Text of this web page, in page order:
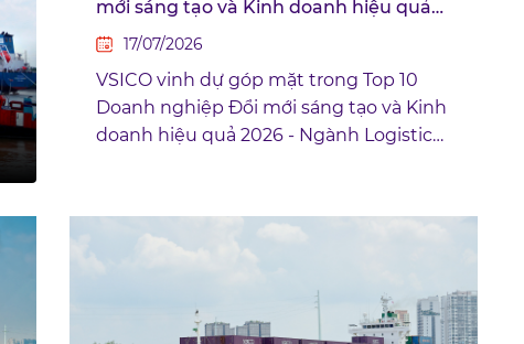
mới sáng tạo và Kinh doanh hiệu quả
2026 – Ngành Logistics
17/07/2026
VSICO vinh dự góp mặt trong Top 10
Doanh nghiệp Đổi mới sáng tạo và Kinh
doanh hiệu quả 2026 - Ngành Logistics
Đầu tư (Bộ Tài chính) công bố. Đây là sự
ghi nhận cho những nỗ lực không
ngừng của VSICO trong đổi mới, nâng
cao hiệu quả hoạt động và tạo ra giá trị
bền vững cho khách hàng, đối tác và